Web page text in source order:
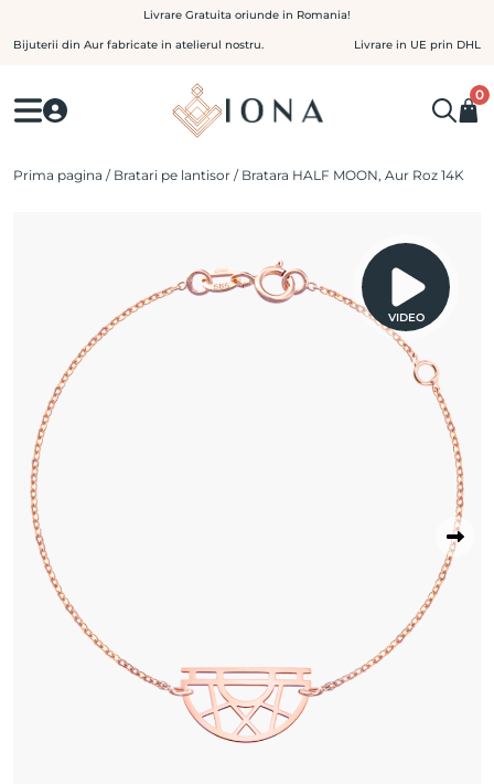
to
Livrare Gratuita oriunde in Romania!
Bijuterii din Aur fabricate in atelierul nostru. Livrare in UE prin DHL
0
Prima pagina / Bratari pe lantisor / Bratara HALF MOON, Aur Roz 14K
VIDEO